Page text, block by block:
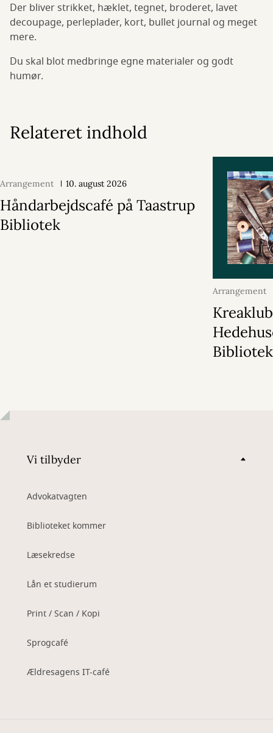
Der bliver strikket, hæklet, tegnet, broderet, lavet
decoupage, perleplader, kort, bullet journal og meget
mere.
Du skal blot medbringe egne materialer og godt
humør.
Relateret indhold
Arrangement 10. august 2026
Håndarbejdscafé på Taastrup
Bibliotek
Arrangement
2026
Bibliotek
Vi tilbyder
Advokatvagten
Biblioteket kommer
Læsekredse
Lån et studierum
Print / Scan / Kopi
Sprogcafé
Ældresagens IT-café